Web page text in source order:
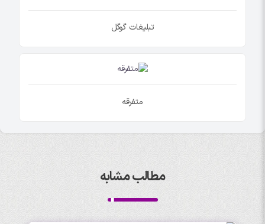
تبلیغات گوگل
متفرقه
مطالب مشابه